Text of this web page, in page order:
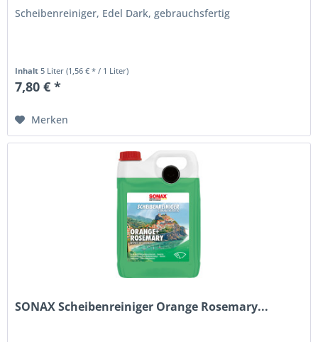
Scheibenreiniger, Edel Dark, gebrauchsfertig
Inhalt5 Liter(1,56 € * / 1 Liter)
7,80 € *
Merken
SONAX Scheibenreiniger Orange Rosemary...